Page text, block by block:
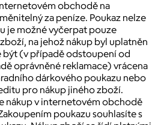
obchodě na
za peníze. Poukaz nelze
je možné vyčerpat pouze
na jehož nákup byl uplatněn
být (v případě odstoupení od
oprávněné reklamace) vrácena
dárkového poukazu nebo
pro nákup jiného zboží.
nákup v internetovém obchodě
poukazu souhlasíte s